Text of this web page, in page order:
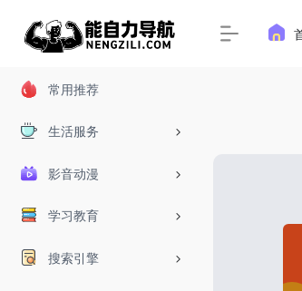
常用推荐
生活服务
影音动漫
学习教育
搜索引擎